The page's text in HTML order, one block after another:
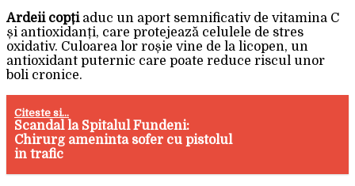
Ardeii copțiaduc un aport semnificativ de vitamina C
și antioxidanți, care protejează celulele de stres
oxidativ. Culoarea lor roșie vine de la licopen, un
antioxidant puternic care poate reduce riscul unor
boli cronice.
Citeste si...
Scandal la Spitalul Fundeni:
Chirurg ameninta sofer cu pistolul
in trafic